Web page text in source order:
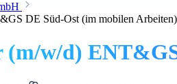
DE Süd-Ost (im mobilen Arbeiten)
(m/w/d)